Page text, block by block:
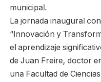
municipal.
La jornada inaugural
“Innovación y
el aprendizaje
de Juan Freire, doctor
una Facultad de